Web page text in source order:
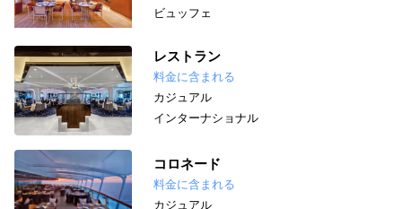
ビュッフェ
レストラン
料金に含まれる
カジュアル
インターナショナル
コロネード
料金に含まれる
カジュアル